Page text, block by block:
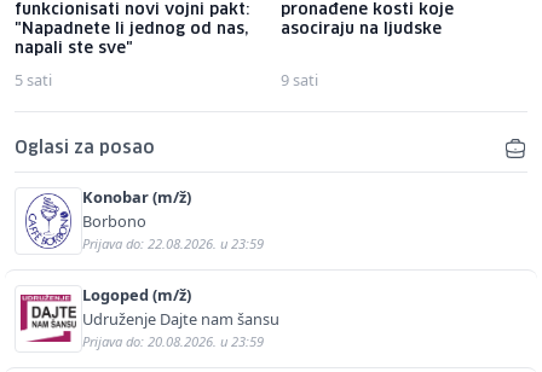
funkcionisati novi vojni pakt:
"Napadnete li jednog od nas,
napali ste sve"
5 sati
pronađene kosti koje
asociraju na ljudske
9 sati
Oglasi za posao
Konobar (m/ž)
Borbono
Prijava do: 22.08.2026. u 23:59
Logoped (m/ž)
Udruženje Dajte nam šansu
Prijava do: 20.08.2026. u 23:59